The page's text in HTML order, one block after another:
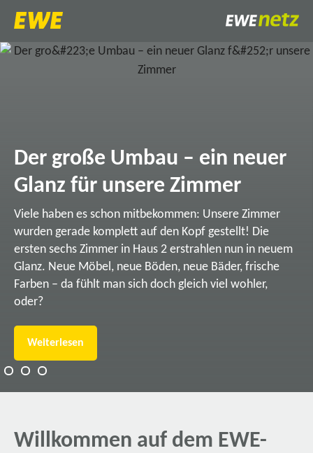
Der große Umbau – ein neuer
Glanz für unsere Zimmer
Viele haben es schon mitbekommen: Unsere Zimmer
wurden gerade komplett auf den Kopf gestellt! Die
ersten sechs Zimmer in Haus 2 erstrahlen nun in neuem
Glanz. Neue Möbel, neue Böden, neue Bäder, frische
Farben – da fühlt man sich doch gleich viel wohler,
oder?
Weiterlesen
Willkommen auf dem EWE-